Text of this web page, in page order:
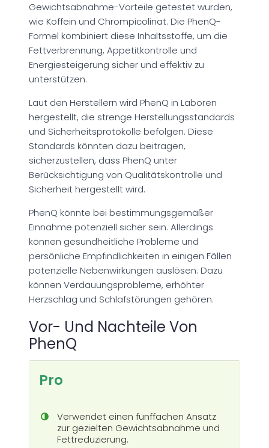
Gewichtsabnahme-Vorteile getestet wurden,
wie Koffein und Chrompicolinat. Die PhenQ-
Formel kombiniert diese Inhaltsstoffe, um die
Fettverbrennung, Appetitkontrolle und
Energiesteigerung sicher und effektiv zu
unterstützen.
Laut den Herstellern wird PhenQ in Laboren
hergestellt, die strenge Herstellungsstandards
und Sicherheitsprotokolle befolgen. Diese
Standards könnten dazu beitragen,
sicherzustellen, dass PhenQ unter
Berücksichtigung von Qualitätskontrolle und
Sicherheit hergestellt wird.
PhenQ könnte bei bestimmungsgemäßer
Einnahme potenziell sicher sein. Allerdings
können gesundheitliche Probleme und
persönliche Empfindlichkeiten in einigen Fällen
potenzielle Nebenwirkungen auslösen. Dazu
können Verdauungsprobleme, erhöhter
Herzschlag und Schlafstörungen gehören.
Vor- Und Nachteile Von
PhenQ
Pro
Verwendet einen fünffachen Ansatz
zur gezielten Gewichtsabnahme und
Fettreduzierung.